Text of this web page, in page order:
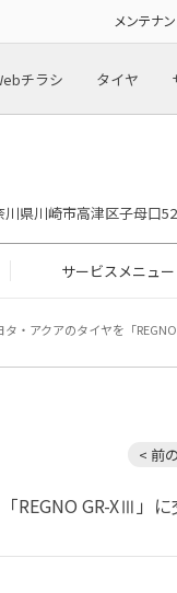
メンテナ
チラシ タイヤ
県川崎市高津区子母口
サービスメニュー
タ・アクアのタイヤを「
< 前
REGNO GR-XⅢ」